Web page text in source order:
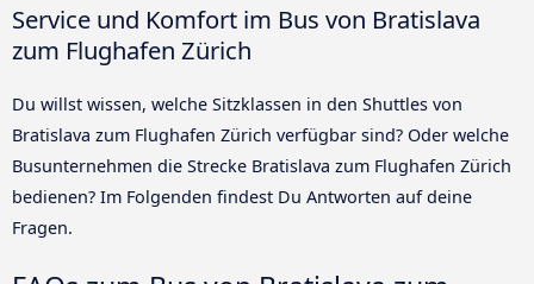
Service und Komfort im Bus von Bratislava
zum Flughafen Zürich
Du willst wissen, welche Sitzklassen in den Shuttles von
Bratislava zum Flughafen Zürich verfügbar sind? Oder welche
Busunternehmen die Strecke Bratislava zum Flughafen Zürich
bedienen? Im Folgenden findest Du Antworten auf deine
Fragen.